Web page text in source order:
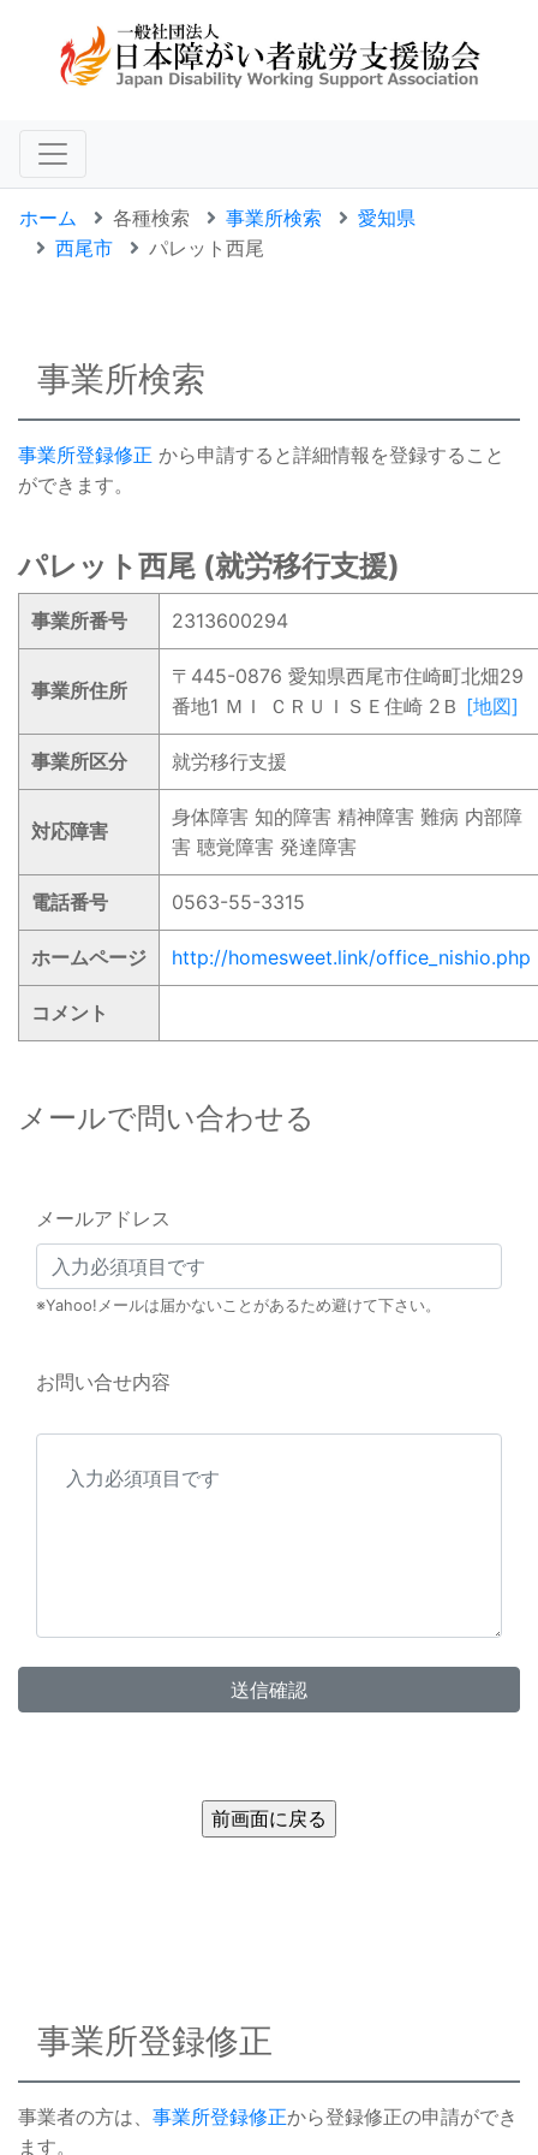
ホーム 各種検索 事業所検索
愛知県
西尾市
パレット西尾
事業所検索
事業所登録修正 から申請すると詳細情報を登録すること
ができます。
パレット西尾 (就労移行支援)
事業所番号 2313600294
事業所住所
〒445-0876 愛知県西尾市住崎町北畑29
番地1 ＭＩ ＣＲＵＩＳＥ住崎 2Ｂ [地図]
事業所区分 就労移行支援
対応障害
身体障害 知的障害 精神障害 難病 内部障
害 聴覚障害 発達障害
電話番号 0563-55-3315
ホームページ http://homesweet.link/office_nishio.php
コメント
メールで問い合わせる
メールアドレス
※Yahoo!メールは届かないことがあるため避けて下さい。
お問い合せ内容
送信確認
事業所登録修正
事業者の方は、 事業所登録修正から登録修正の申請ができ
ます。